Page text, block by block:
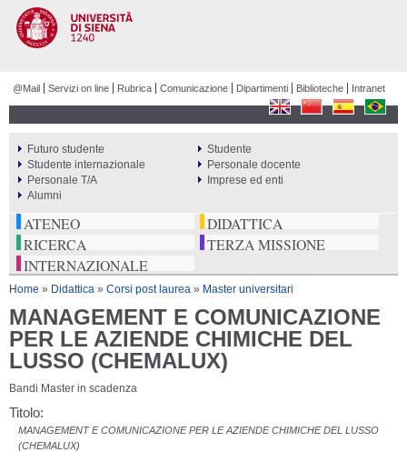
@Mail Servizi on line Rubrica Comunicazione Dipartimenti Biblioteche Intranet
ATENEO
DIDATTICA
RICERCA
TERZA MISSIONE
INTERNAZIONALE
PERCORSI
Futuro studente
Studente
Studente internazionale
Personale docente
Personale T/A
Imprese ed enti
Alumni
Tu sei qui
Home » Didattica » Corsi post laurea » Master universitari
MANAGEMENT E COMUNICAZIONE
PER LE AZIENDE CHIMICHE DEL
LUSSO (CHEMALUX)
Bandi Master in scadenza
Titolo:
MANAGEMENT E COMUNICAZIONE PER LE AZIENDE CHIMICHE DEL LUSSO
(CHEMALUX)